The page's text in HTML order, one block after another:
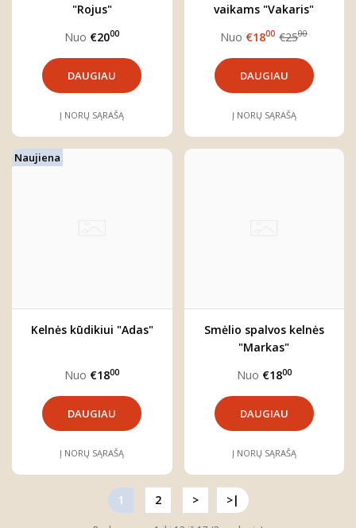
"Rojus"
Nuo €2000
DAUGIAU
Į NORŲ SĄRAŠĄ
vaikams "Vakaris"
Nuo €1800 €2500
DAUGIAU
Į NORŲ SĄRAŠĄ
Naujiena
Kelnės kūdikiui "Adas"
Nuo €1800
DAUGIAU
Į NORŲ SĄRAŠĄ
Smėlio spalvos kelnės
"Markas"
Nuo €1800
DAUGIAU
Į NORŲ SĄRAŠĄ
1 2 > >|